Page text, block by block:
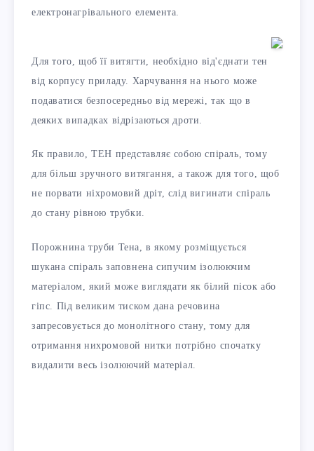
електронагрівального елемента.
Для того, щоб її витягти, необхідно від'єднати тен
від корпусу приладу. Харчування на нього може
подаватися безпосередньо від мережі, так що в
деяких випадках відрізаються дроти.
Як правило, ТЕН представляє собою спіраль, тому
для більш зручного витягання, а також для того, щоб
не порвати ніхромовий дріт, слід вигинати спіраль
до стану рівною трубки.
Порожнина труби Тена, в якому розміщується
шукана спіраль заповнена сипучим ізолюючим
матеріалом, який може виглядати як білий пісок або
гіпс. Під великим тиском дана речовина
запресовується до монолітного стану, тому для
отримання нихромовой нитки потрібно спочатку
видалити весь ізолюючий матеріал.